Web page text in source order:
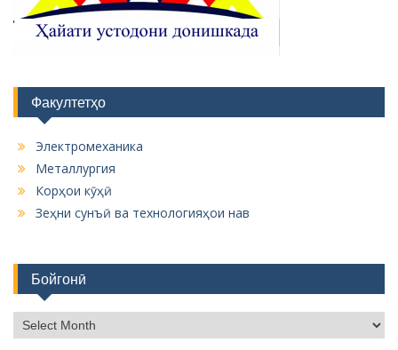
Факултетҳо
Электромеханика
Металлургия
Корҳои кӯҳӣ
Зеҳни сунъӣ ва технологияҳои нав
Бойгонӣ
о